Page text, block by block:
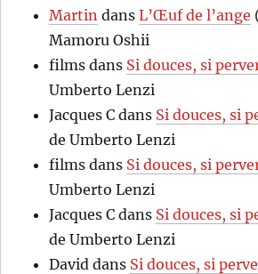
Martin dansL’Œuf de l’ange
Mamoru Oshii
films dans Si douces, si
Umberto Lenzi
Jacques C dans Si douces, si
de Umberto Lenzi
films dans Si douces, si
Umberto Lenzi
Jacques C dans Si douces, si
de Umberto Lenzi
David dans Si douces, si